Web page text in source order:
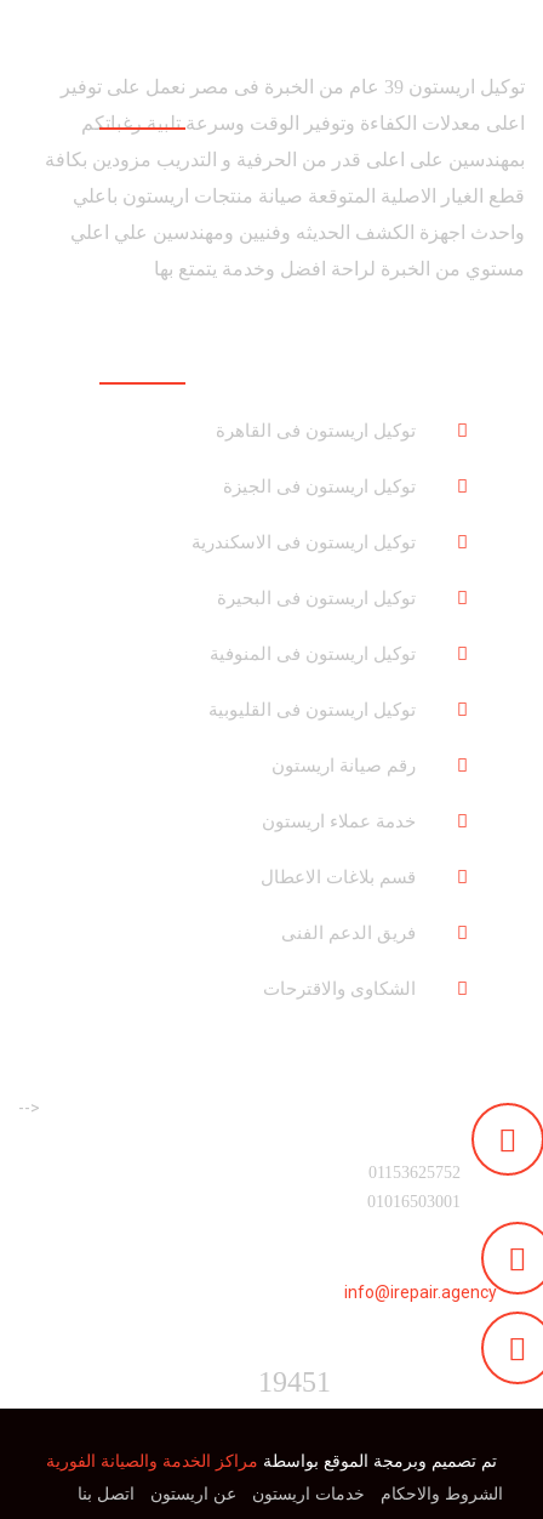
توكيل اريستون 39 عام من الخبرة فى مصر نعمل على توفير
اعلى معدلات الكفاءة وتوفير الوقت وسرعة تلبية رغباتكم
بمهندسين على اعلى قدر من الحرفية و التدريب مزودين بكافة
قطع الغيار الاصلية المتوقعة صيانة منتجات اريستون باعلي
واحدث اجهزة الكشف الحديثه وفنيين ومهندسين علي اعلي
مستوي من الخبرة لراحة افضل وخدمة يتمتع بها
توكيل اريستون فى القاهرة
توكيل اريستون فى الجيزة
توكيل اريستون فى الاسكندرية
توكيل اريستون فى البحيرة
توكيل اريستون فى المنوفية
توكيل اريستون فى القليوبية
رقم صيانة اريستون
خدمة عملاء اريستون
قسم بلاغات الاعطال
فريق الدعم الفنى
الشكاوى والاقترحات
-->
01153625752
01016503001
info@irepair.agency
19451
تم تصميم وبرمجة الموقع بواسطة مراكز الخدمة والصيانة الفورية
اتصل بنا
عن اريستون خدمات اريستون الشروط والاحكام